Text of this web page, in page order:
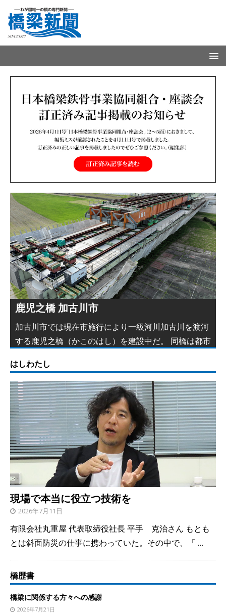
鹿児之橋 加古川市
加古川市では現在市施行により一級河川加古川を渡河
する鹿児之橋（かこのはし）を建設中だ。 同橋は都市
向中ノ瀬橋 福井河川国道事務所
国土交通省近畿地方整備局福井河川国道事務所が整備
を進める、中部縦貫自動車道（大野油坂道路）向中ノ
西津橋 小浜土木事務所
福井県嶺南振興局小浜土木事務所が整備を進める一般
国道１６２号の西津橋は、日本ピーエスが上部工を施
舞浜大橋 千葉国道事務所
国土交通省関東地方整備局千葉国道事務所は、一般国
道３５７号舞浜大橋舗装補修工事（海側、山側）を進
加美橋 知立建設事務所
愛知県建設局知立建設事務所が建設を進めている安城
市道欠下福地線の加美橋は上部工工事をまもなく完了
はしわたし
現場で本当に役立つ技術を
2026年7月11日
有限会社丸重屋 代表取締役社長 平手 克治さん もとも
とは斜面防災の仕事に携わっていた。その中で、「 …
橋歴書
橋梁に関係する方々への感謝
2026年7月21日